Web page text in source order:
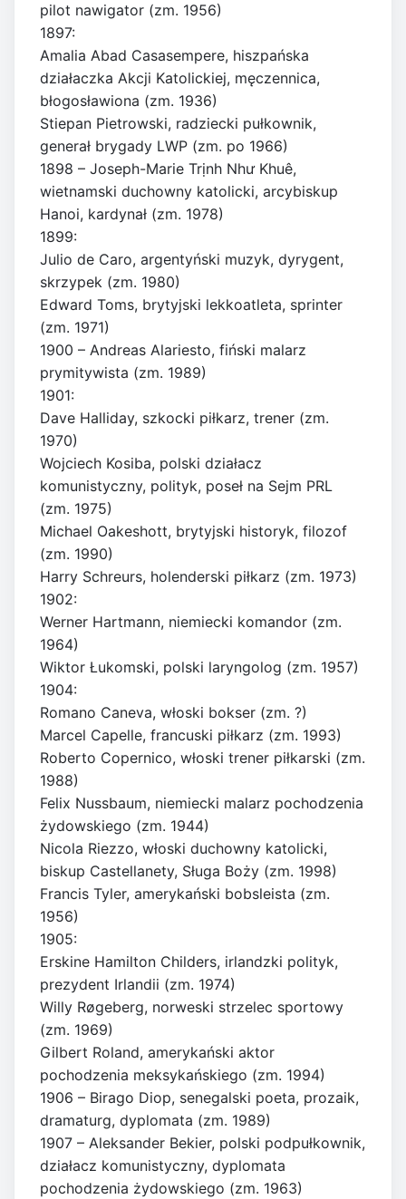
pilot nawigator (zm. 1956)
1897:
Amalia Abad Casasempere, hiszpańska
działaczka Akcji Katolickiej, męczennica,
błogosławiona (zm. 1936)
Stiepan Pietrowski, radziecki pułkownik,
generał brygady LWP (zm. po 1966)
1898 – Joseph-Marie Trịnh Như Khuê,
wietnamski duchowny katolicki, arcybiskup
Hanoi, kardynał (zm. 1978)
1899:
Julio de Caro, argentyński muzyk, dyrygent,
skrzypek (zm. 1980)
Edward Toms, brytyjski lekkoatleta, sprinter
(zm. 1971)
1900 – Andreas Alariesto, fiński malarz
prymitywista (zm. 1989)
1901:
Dave Halliday, szkocki piłkarz, trener (zm.
1970)
Wojciech Kosiba, polski działacz
komunistyczny, polityk, poseł na Sejm PRL
(zm. 1975)
Michael Oakeshott, brytyjski historyk, filozof
(zm. 1990)
Harry Schreurs, holenderski piłkarz (zm. 1973)
1902:
Werner Hartmann, niemiecki komandor (zm.
1964)
Wiktor Łukomski, polski laryngolog (zm. 1957)
1904:
Romano Caneva, włoski bokser (zm. ?)
Marcel Capelle, francuski piłkarz (zm. 1993)
Roberto Copernico, włoski trener piłkarski (zm.
1988)
Felix Nussbaum, niemiecki malarz pochodzenia
żydowskiego (zm. 1944)
Nicola Riezzo, włoski duchowny katolicki,
biskup Castellanety, Sługa Boży (zm. 1998)
Francis Tyler, amerykański bobsleista (zm.
1956)
1905:
Erskine Hamilton Childers, irlandzki polityk,
prezydent Irlandii (zm. 1974)
Willy Røgeberg, norweski strzelec sportowy
(zm. 1969)
Gilbert Roland, amerykański aktor
pochodzenia meksykańskiego (zm. 1994)
1906 – Birago Diop, senegalski poeta, prozaik,
dramaturg, dyplomata (zm. 1989)
1907 – Aleksander Bekier, polski podpułkownik,
działacz komunistyczny, dyplomata
pochodzenia żydowskiego (zm. 1963)